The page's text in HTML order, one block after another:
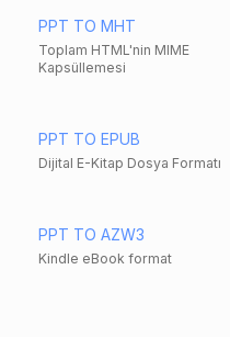
PPT TO MHT
Toplam HTML'nin MIME
Kapsüllemesi
PPT TO EPUB
Dijital E-Kitap Dosya Formatı
PPT TO AZW3
Kindle eBook format